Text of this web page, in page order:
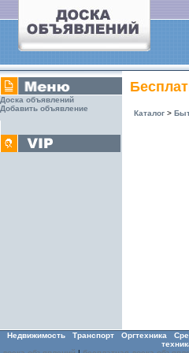
Доска объявлений
Добавить объявление
Каталог >
Недвижимость Транспорт Оргтехника